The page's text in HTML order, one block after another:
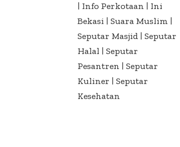
| Info Perkotaan | Ini
Bekasi | Suara Muslim |
Seputar Masjid | Seputar
Halal | Seputar
Pesantren | Seputar
Kuliner | Seputar
Kesehatan